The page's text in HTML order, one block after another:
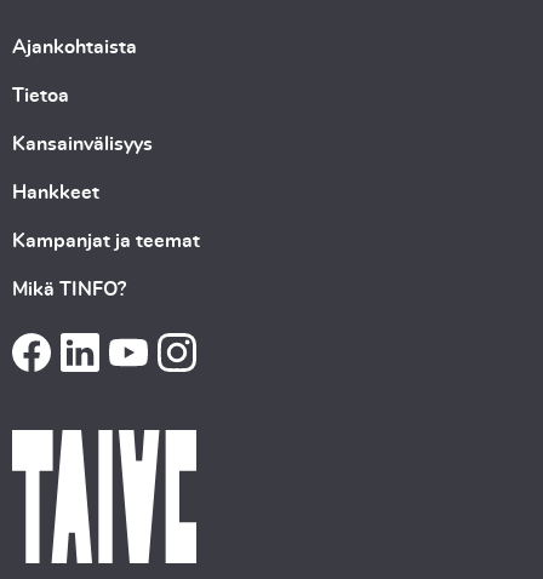
Ajankohtaista
Tietoa
Kansainvälisyys
Hankkeet
Kampanjat ja teemat
Mikä TINFO?